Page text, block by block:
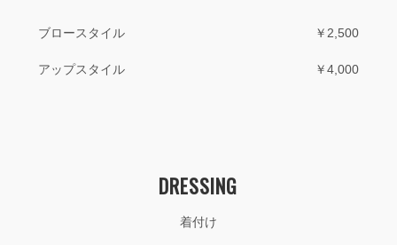
ブロースタイル ￥2,500
アップスタイル ￥4,000
DRESSING
着付け